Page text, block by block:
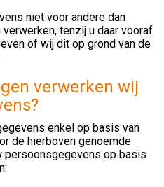
niet voor andere dan
tenzij u daar vooraf
of wij dit op grond van de
verwerken wij
enkel op basis van
de hierboven genoemde
persoonsgegevens op basis